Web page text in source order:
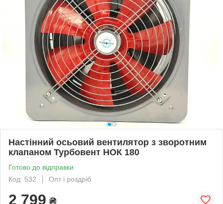
Настінний осьовий вентилятор з зворотним
клапаном Турбовент НОК 180
Готово до відправки
Код: 532
Опт і роздріб
2 799 ₴